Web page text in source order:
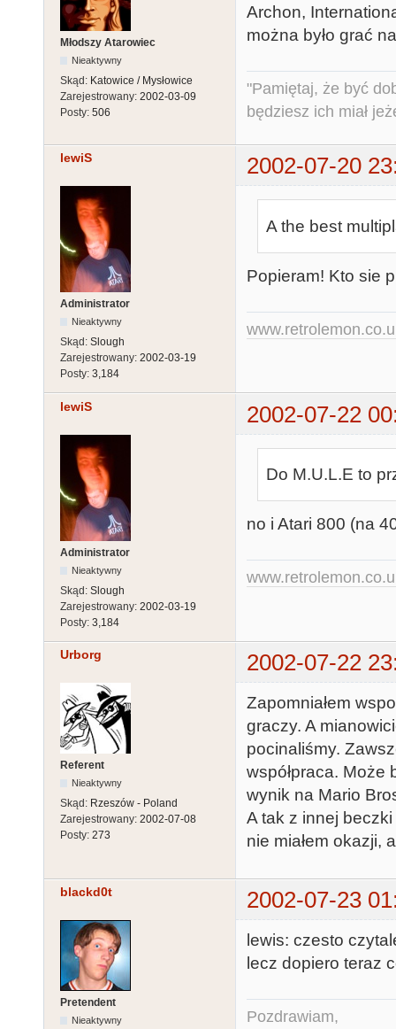
Młodszy Atarowiec
Nieaktywny
Skąd: Katowice / Mysłowice
Zarejestrowany: 2002-03-09
Posty: 506
Archon,
można było grać
"Pamiętaj, że być
będziesz ich miał
lewiS 2002-07-20
Administrator
Nieaktywny
Skąd: Slough
Zarejestrowany: 2002-03-19
Posty: 3,184
A the best
Popieram! Kto sie
lewiS 2002-07-22
Administrator
Nieaktywny
Skąd: Slough
Zarejestrowany: 2002-03-19
Posty: 3,184
Do M.U.L.E to
no i Atari 800 (na
Urborg 2002-07-22
Referent
Nieaktywny
Skąd: Rzeszów - Poland
Zarejestrowany: 2002-07-08
Posty: 273
Zapomniałem
graczy. A
pocinaliśmy.
współpraca. Może
wynik na Mario
A tak z innej
nie miałem okazji,
blackd0t 2002-07-23
Pretendent
Nieaktywny
lewis: czesto
lecz dopiero teraz
Pozdrawiam,